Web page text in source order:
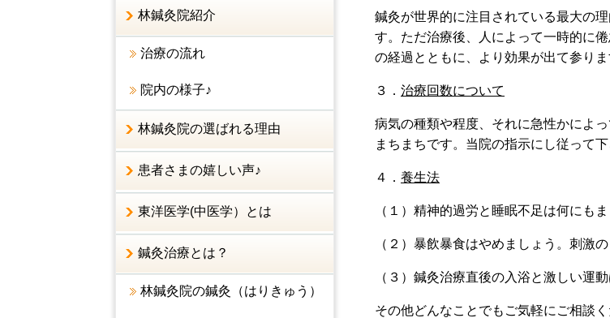
鍼灸が世界的に注目されている最大の
す。ただ治療後、人によって一時的に
の経過とともに、より効果が出て参りま
３． 治療回数について
病気の種類や程度、それに急性かによ
まちまちです。当院の指示にし従って下
４． 養生法
（１） 精神的過労と睡眠不足は何にもま
（２） 暴飲暴食はやめましょう。刺激
（３） 鍼灸治療直後の入浴と激しい運動
その他どんなことでもご気軽にご相談く
林鍼灸院紹介
治療の流れ
院内の様子♪
林鍼灸院の選ばれる理由
患者さまの嬉しい声♪
東洋医学(中医学）とは
鍼灸治療とは？
林鍼灸院の鍼灸（はりきゅう）